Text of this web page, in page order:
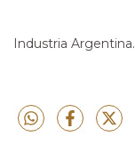
Industria Argentina.